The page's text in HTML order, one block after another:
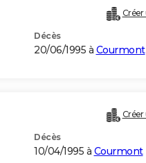
Créer
Décès
20/06/1995 à Courmont
Créer
Décès
10/04/1995 à Courmont